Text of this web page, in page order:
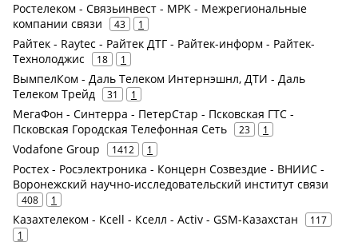
Ростелеком - Связьинвест - МРК - Межрегиональные
компании связи
43 1
Райтек - Raytec - Райтек ДТГ - Райтек-информ - Райтек-
Технолоджис
18 1
ВымпелКом - Даль Телеком Интернэшнл, ДТИ - Даль
Телеком Трейд
31 1
МегаФон - Синтерра - ПетерСтар - Псковская ГТС -
Псковская Городская Телефонная Сеть
23 1
Vodafone Group 1412 1
Ростех - Росэлектроника - Концерн Созвездие - ВНИИС -
Воронежский научно-исследовательский институт связи
408 1
Казахтелеком - Kcell - Кселл - Activ - GSM-Казахстан
117
1